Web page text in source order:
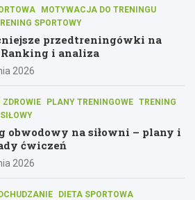
MOTYWACJA DO TRENINGU
SPORTOWY
przedtreningówki na
i analiza
2026
ZDROWIE PLANY TRENINGOWE TRENING
obwodowy na siłowni – plany i
ćwiczeń
2026
DIETA SPORTOWA